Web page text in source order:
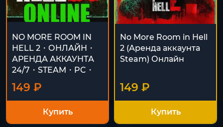
NO MORE ROOM IN
HELL 2・ОНЛАЙН・
АРЕНДА АККАУНТА
24/7・STEAM・PC・
149 ₽
Купить
No More Room in Hell
2 (Аренда аккаунта
Steam) Онлайн
149 ₽
Купить